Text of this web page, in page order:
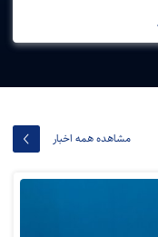
مشاهده همه اخبار